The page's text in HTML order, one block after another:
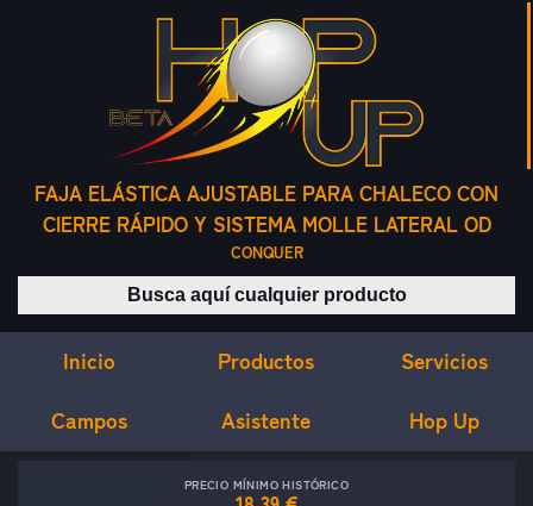
FAJA ELÁSTICA AJUSTABLE PARA CHALECO CON
CIERRE RÁPIDO Y SISTEMA MOLLE LATERAL OD
CONQUER
Buscar productos
Inicio Productos Servicios
Campos Asistente Hop Up
PRECIO MÍNIMO HISTÓRICO